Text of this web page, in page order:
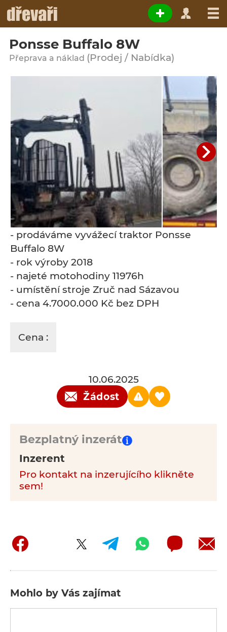
Ponsse Buffalo 8W
Přeprava a náklad (Prodej / Nabídka)
- prodáváme vyvážecí traktor Ponsse
Buffalo 8W
- rok výroby 2018
- najeté motohodiny 11976h
- umístění stroje Zruč nad Sázavou
- cena 4.7000.000 Kč bez DPH
Cena :
10.06.2025
Žádost
Bezplatný inzerát
Inzerent
Pro kontakt na inzerujícího klikněte
sem!
Mohlo by Vás zajímat